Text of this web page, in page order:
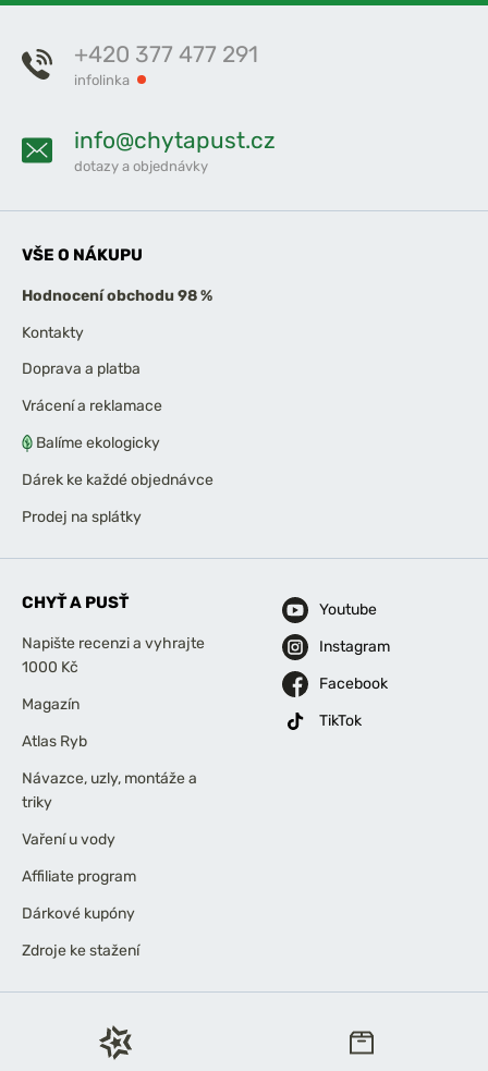
+420 377 477 291
infolinka
info@chytapust.cz
dotazy a objednávky
VŠE O NÁKUPU
Hodnocení obchodu 98 %
Kontakty
Doprava a platba
Vrácení a reklamace
Balíme ekologicky
Dárek ke každé objednávce
Prodej na splátky
CHYŤ A PUSŤ
Napište recenzi a vyhrajte
1000 Kč
Magazín
Atlas Ryb
Návazce, uzly, montáže a
triky
Vaření u vody
Affiliate program
Dárkové kupóny
Zdroje ke stažení
Youtube
Instagram
Facebook
TikTok